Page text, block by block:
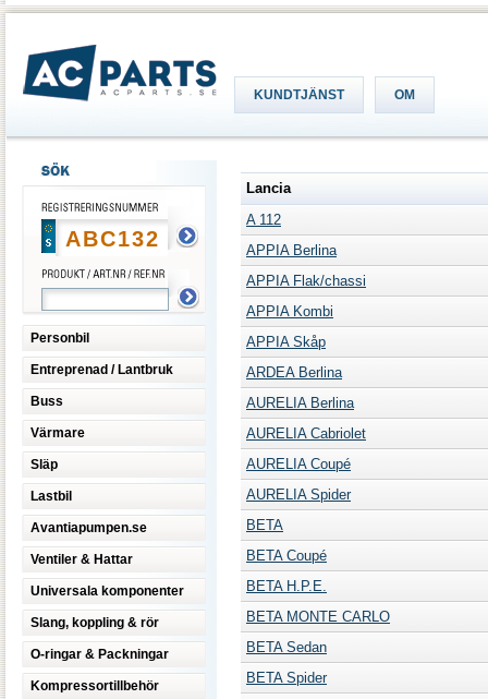
KUNDTJÄNST OM
Personbil
Entreprenad / Lantbruk
Buss
Värmare
Släp
Lastbil
Avantiapumpen.se
Ventiler & Hattar
Universala komponenter
Slang, koppling & rör
O-ringar & Packningar
Kompressortillbehör
Lancia
A 112
APPIA Berlina
APPIA Flak/chassi
APPIA Kombi
APPIA Skåp
ARDEA Berlina
AURELIA Berlina
AURELIA Cabriolet
AURELIA Coupé
AURELIA Spider
BETA
BETA Coupé
BETA H.P.E.
BETA MONTE CARLO
BETA Sedan
BETA Spider